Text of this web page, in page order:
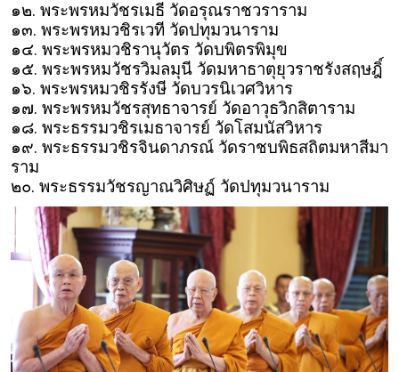
๑๒. พระพรหมวัชรเมธี วัดอรุณราชวราราม
๑๓. พระพรหมวชิรเวที วัดปทุมวนาราม
๑๔. พระพรหมวชิรานุวัตร วัดบพิตรพิมุข
๑๕. พระพรหมวัชรวิมลมุนี วัดมหาธาตุยุวราชรังสฤษฎิ์
๑๖. พระพรหมวชิรรังษี วัดบวรนิเวศวิหาร
๑๗. พระพรหมวัชรสุทธาจารย์ วัดอาวุธวิกสิตาราม
๑๘. พระธรรมวชิรเมธาจารย์ วัดโสมนัสวิหาร
๑๙. พระธรรมวชิรจินดาภรณ์ วัดราชบพิธสถิตมหาสีมา
ราม
๒๐. พระธรรมวัชรญาณวิศิษฏ์ วัดปทุมวนาราม